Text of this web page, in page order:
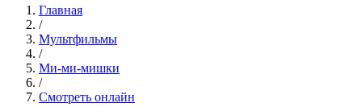
Главная
/
Мультфильмы
/
Ми-ми-мишки
/
Смотреть онлайн